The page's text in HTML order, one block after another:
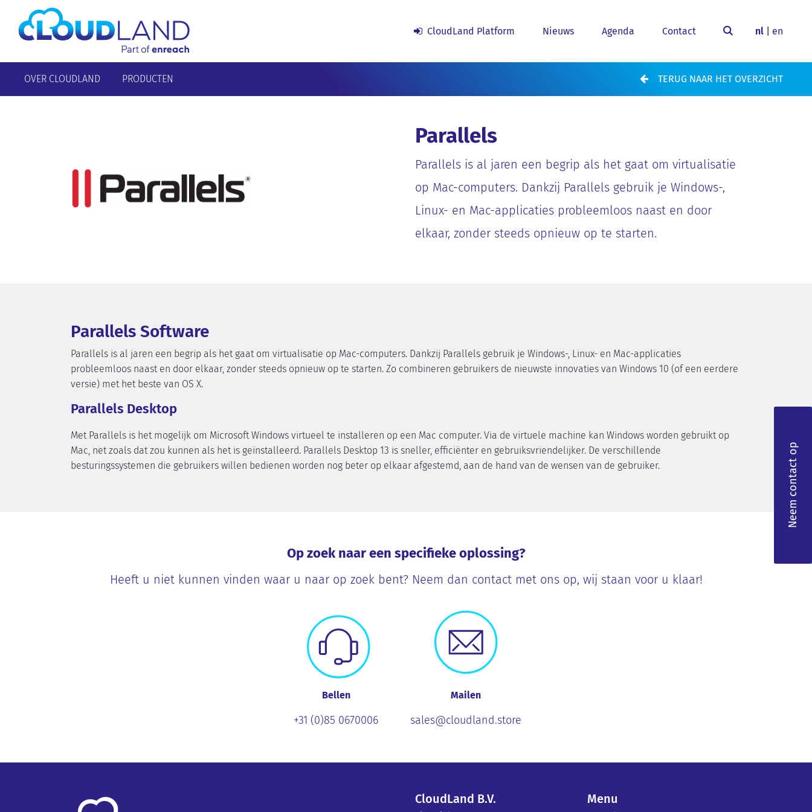
CloudLand Platform Nieuws Agenda Contact nl en
OVER CLOUDLAND PRODUCTEN TERUG NAAR HET OVERZICHT
Neem contact op
Parallels
Parallels is al jaren een begrip als het gaat om virtualisatie
op Mac-computers. Dankzij Parallels gebruik je Windows-,
Linux- en Mac-applicaties probleemloos naast en door
elkaar, zonder steeds opnieuw op te starten.
Parallels Software
Parallels is al jaren een begrip als het gaat om virtualisatie op Mac-computers. Dankzij Parallels gebruik je Windows-, Linux- en Mac-applicaties
probleemloos naast en door elkaar, zonder steeds opnieuw op te starten. Zo combineren gebruikers de nieuwste innovaties van Windows 10 (of een eerdere
versie) met het beste van OS X.
Parallels Desktop
Met Parallels is het mogelijk om Microsoft Windows virtueel te installeren op een Mac computer. Via de virtuele machine kan Windows worden gebruikt op
Mac, net zoals dat zou kunnen als het is geïnstalleerd. Parallels Desktop 13 is sneller, efficiënter en gebruiksvriendelijker. De verschillende
besturingssystemen die gebruikers willen bedienen worden nog beter op elkaar afgestemd, aan de hand van de wensen van de gebruiker.
Op zoek naar een specifieke oplossing?
Heeft u niet kunnen vinden waar u naar op zoek bent? Neem dan contact met ons op, wij staan voor u klaar!
Bellen
+31 (0)85 0670006
Mailen
sales@cloudland.store
CloudLand B.V. Menu